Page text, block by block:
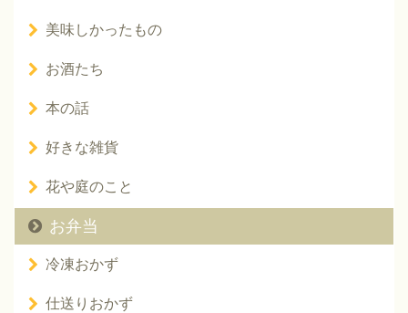
美味しかったもの
お酒たち
本の話
好きな雑貨
花や庭のこと
お弁当
冷凍おかず
仕送りおかず